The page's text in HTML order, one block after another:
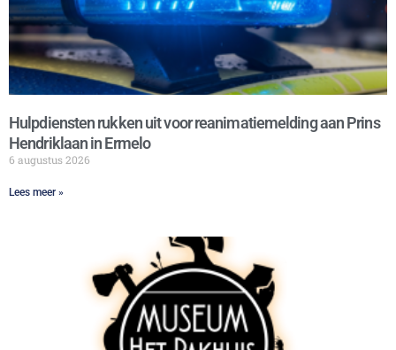
Hulpdiensten rukken uit voor reanimatiemelding aan Prins
Hendriklaan in Ermelo
6 augustus 2026
Lees meer »